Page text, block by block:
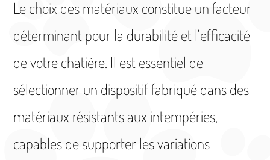
Le choix des matériaux constitue un facteur
déterminant pour la durabilité et l’efficacité
de votre chatière. Il est essentiel de
sélectionner un dispositif fabriqué dans des
matériaux résistants aux intempéries,
capables de supporter les variations